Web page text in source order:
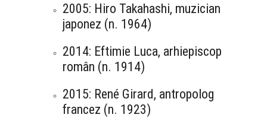
2005: Hiro Takahashi, muzician
japonez (n. 1964)
2014: Eftimie Luca, arhiepiscop
român (n. 1914)
2015: René Girard, antropolog
francez (n. 1923)